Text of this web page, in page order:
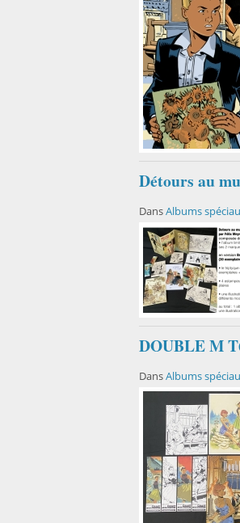
Détours au
DansAlbums
DOUBLE M
DansAlbums